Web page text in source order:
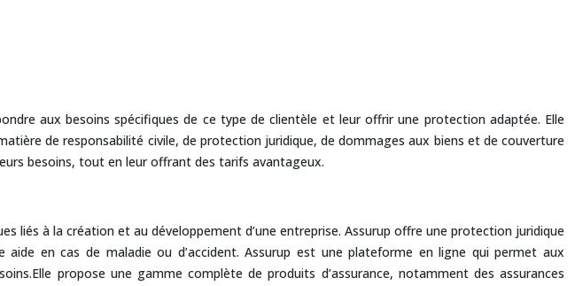
aux besoins spécifiques de ce type de clientèle et leur offrir une protection adaptée. Elle
de responsabilité civile, de protection juridique, de dommages aux biens et de couverture
besoins, tout en leur offrant des tarifs avantageux.
liés à la création et au développement d’une entreprise. Assurup offre une protection juridique
en cas de maladie ou d’accident. Assurup est une plateforme en ligne qui permet aux
propose une gamme complète de produits d’assurance, notamment des assurances